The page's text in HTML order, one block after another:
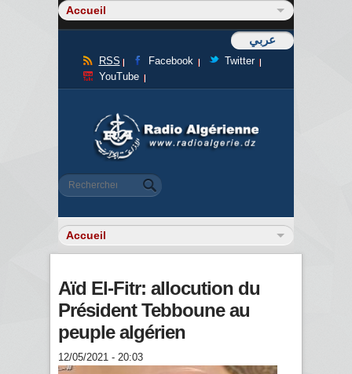
عربي
RSS Facebook
Twitter
YouTube
Formulaire de recherche
Rechercher
Aïd El-Fitr: allocution du
Président Tebboune au
peuple algérien
12/05/2021 - 20:03